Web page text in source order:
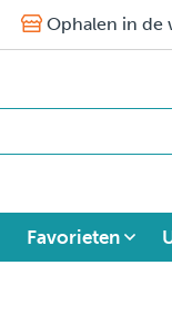
Ophalen in de
Favorieten